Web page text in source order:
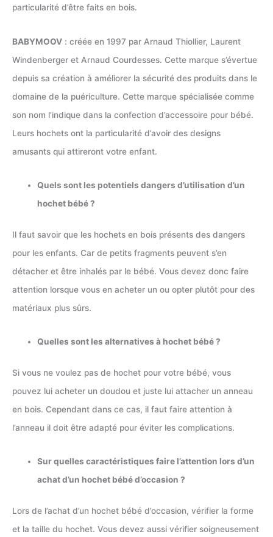
particularité d’être faits en bois.
BABYMOOV : créée en 1997 par Arnaud Thiollier, Laurent
Windenberger et Arnaud Courdesses. Cette marque s’évertue
depuis sa création à améliorer la sécurité des produits dans le
domaine de la puériculture. Cette marque spécialisée comme
son nom l’indique dans la confection d’accessoire pour bébé.
Leurs hochets ont la particularité d’avoir des designs
amusants qui attireront votre enfant.
Quels sont les potentiels dangers d’utilisation d’un
hochet bébé ?
Il faut savoir que les hochets en bois présents des dangers
pour les enfants. Car de petits fragments peuvent s’en
détacher et être inhalés par le bébé. Vous devez donc faire
attention lorsque vous en acheter un ou opter plutôt pour des
matériaux plus sûrs.
Quelles sont les alternatives à hochet bébé ?
Si vous ne voulez pas de hochet pour votre bébé, vous
pouvez lui acheter un doudou et juste lui attacher un anneau
en bois. Cependant dans ce cas, il faut faire attention à
l’anneau il doit être adapté pour éviter les complications.
Sur quelles caractéristiques faire l’attention lors d’un
achat d’un hochet bébé d’occasion ?
Lors de l’achat d’un hochet bébé d’occasion, vérifier la forme
et la taille du hochet. Vous devez aussi vérifier soigneusement